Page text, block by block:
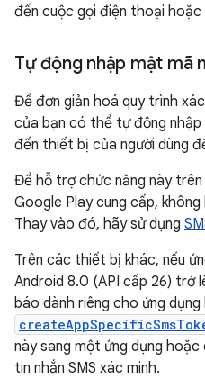
đến cuộc gọi điện thoại hoặc
Tự động nhập mật mã
Để đơn giản hoá quy trình
của bạn có thể tự động
đến thiết bị của người dùng
Để hỗ trợ chức năng này
Google Play cung cấp, không
Thay vào đó, hãy sử dụng
Trên các thiết bị khác, nếu
Android 8.0 (API cấp 26) trở
báo dành riêng cho ứng dụng
này sang một ứng dụng
tin nhắn SMS xác minh.